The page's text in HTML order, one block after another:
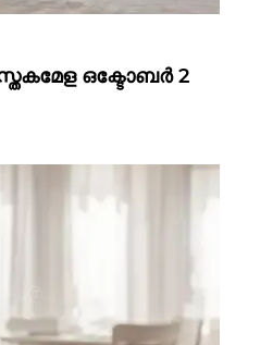
ഒക്ടോബർ 2